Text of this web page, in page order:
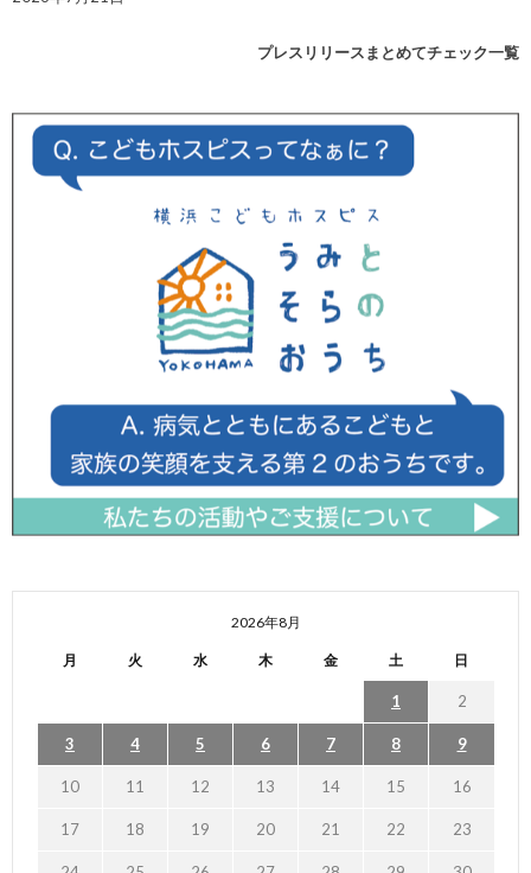
プレスリリースまとめてチェック一覧
2026年8月
月 火 水 木 金 土 日
1 2
3 4 5 6 7 8 9
10 11 12 13 14 15 16
17 18 19 20 21 22 23